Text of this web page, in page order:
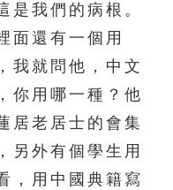
是我們的病根。
面還有一個用
我就問他，中文
你用哪一種？他
居老居士的會集
另外有個學生用
，用中國典籍寫